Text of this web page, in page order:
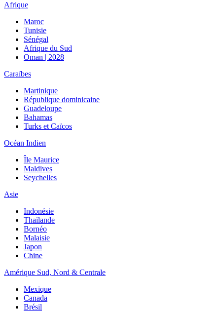
Afrique
Maroc
Tunisie
Sénégal
Afrique du Sud
Oman | 2028
Caraïbes
Martinique
République dominicaine
Guadeloupe
Bahamas
Turks et Caïcos
Océan Indien
Île Maurice
Maldives
Seychelles
Asie
Indonésie
Thaïlande
Bornéo
Malaisie
Japon
Chine
Amérique Sud, Nord & Centrale
Mexique
Canada
Brésil